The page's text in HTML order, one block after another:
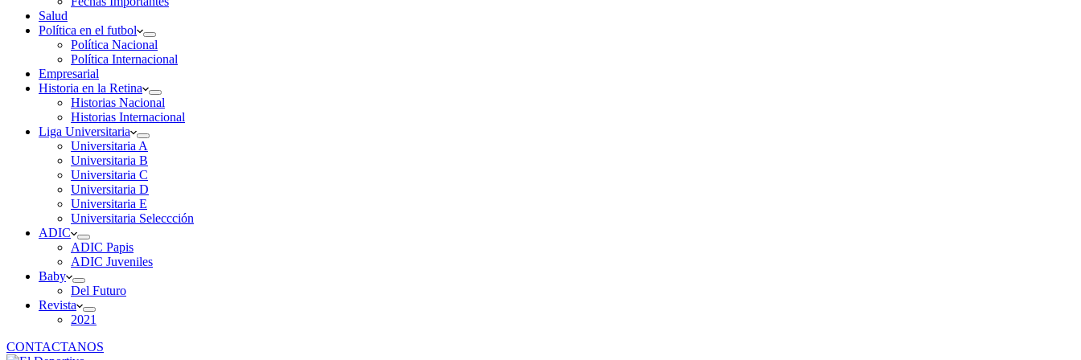
Salud
Política en el futbol
Política Nacional
Política Internacional
Empresarial
Historia en la Retina
Historias Nacional
Historias Internacional
Liga Universitaria
Universitaria A
Universitaria B
Universitaria C
Universitaria D
Universitaria E
Universitaria Seleccción
ADIC
ADIC Papis
ADIC Juveniles
Baby
Del Futuro
Revista
2021
CONTACTANOS